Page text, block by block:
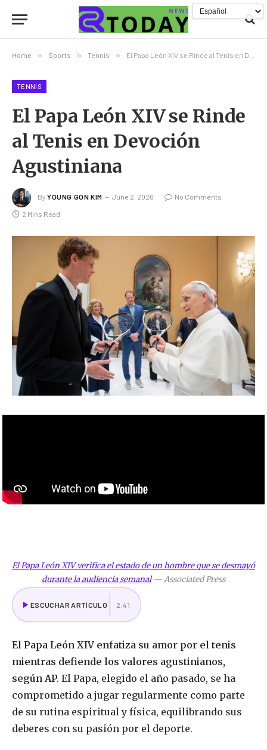
Home » Sports » Tennis » El Papa León XIV se Rinde al Tenis en Devoción Agustiniana
TENNIS
El Papa León XIV se Rinde
al Tenis en Devoción
Agustiniana
By YOUNG GON KIM June 2, 2026 No Comments
2 Mins Read
El Papa León XIV verifica el estado de un hombre que se desmayó
durante la audiencia semanal—Associated Press
ESCUCHAR ARTÍCULO 2:41
El Papa León XIV enfatiza su amor por el tenis
mientras defiende los valores agustinianos,
según AP. El Papa, elegido el año pasado, se ha
comprometido a jugar regularmente como parte
de su rutina espiritual y física, equilibrando sus
deberes con su pasión por el deporte.